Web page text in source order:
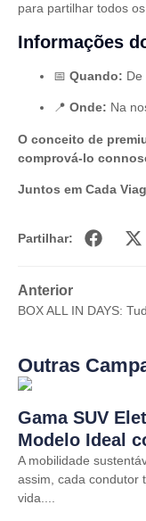
para partilhar todos
Informações
📅 Quando: De
📍 Onde: Na
O conceito de
comprová-lo
Juntos em Cada
Partilhar:
Anterior
Outras
Gama SUV
Modelo Ideal
A mobilidade
assim, cada condutor
vida....